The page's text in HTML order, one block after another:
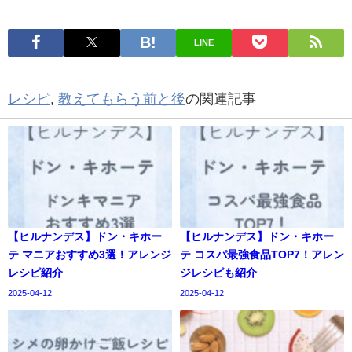
LINE
レシピ 教えてもらう前と後の関連記事
【ヒルナンデス】ドン・キホー
テ マニアおすすめ3選！アレンジ
レシピ紹介
2025-04-12
【ヒルナンデス】ドン・キホー
テ コスパ最強食品TOP7！アレン
ジレシピも紹介
2025-04-12